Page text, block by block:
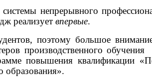
непрерывного
реализует впервые.
поэтому большое
производственного
повышения квалификации
образования».